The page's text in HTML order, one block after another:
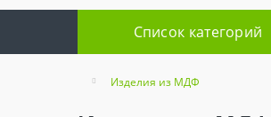
Список категорий
Изделия из МДФ